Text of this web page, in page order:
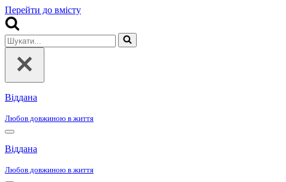
Перейти до вмісту
Шукати...
Віддана
Любов довжиною в життя
Меню
навігації
Віддана
Любов довжиною в життя